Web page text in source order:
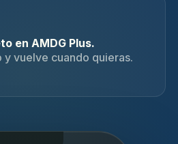
en AMDG Plus.
y vuelve cuando quieras.